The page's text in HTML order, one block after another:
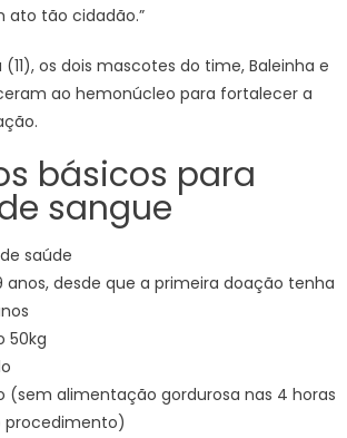
ato tão cidadão.”
os dois mascotes do time, Baleinha e
ao hemonúcleo para fortalecer a
básicos para
sangue
saúde
anos, desde que a primeira doação tenha
50kg
(sem alimentação gordurosa nas 4 horas